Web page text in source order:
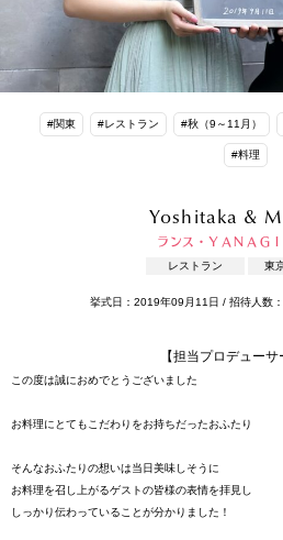
#関東 #レストラン #秋（9～11月）
#料理
Yoshitaka &
ランス・ＹＡＮＡＧ
レストラン 東
挙式日：2019年09月11日 / 招待人数
【担当プロデューサ
この度は誠におめでとうございました
お料理にとてもこだわりをお持ちだったおふたり
そんなおふたりの想いは当日美味しそうに
お料理を召し上がるゲストの皆様の表情を拝見し
しっかり伝わっていることが分かりました！